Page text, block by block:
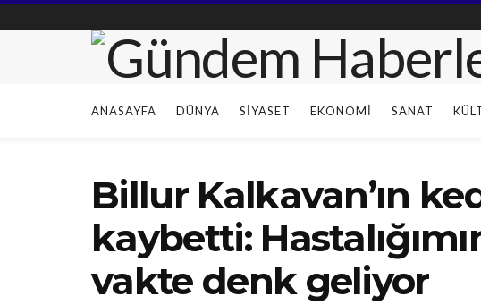
ANASAYFA DÜNYA SIYASET EKONOMI SANAT
Billur Kalkavan’ın
kaybetti:
vakte denk geliyor